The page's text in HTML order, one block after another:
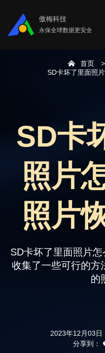
傲梅科技
永保全球数据更安全
数据恢复
数据备份
支持
首页
SD卡坏了里面照
SD卡
照片
照片
SD卡坏了里面照片
收集了一些可行的方
的
2023年12月03日
分享到：